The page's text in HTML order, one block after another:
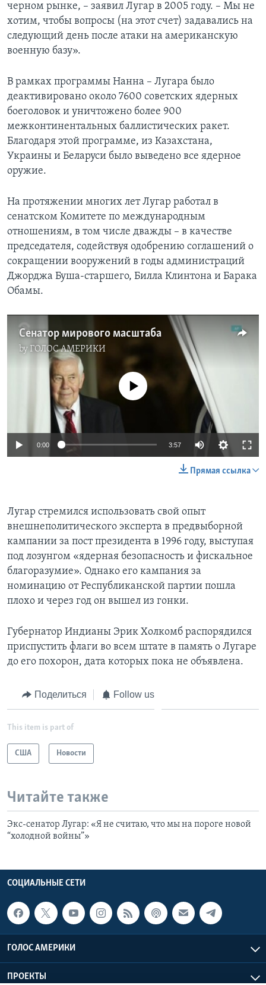
черном рынке, – заявил Лугар в 2005 году. – Мы не
хотим, чтобы вопросы (на этот счет) задавались на
следующий день после атаки на американскую
военную базу».
В рамках программы Нанна – Лугара было
деактивировано около 7600 советских ядерных
боеголовок и уничтожено более 900
межконтинентальных баллистических ракет.
Благодаря этой программе, из Казахстана,
Украины и Беларуси было выведено все ядерное
оружие.
На протяжении многих лет Лугар работал в
сенатском Комитете по международным
отношениям, в том числе дважды – в качестве
председателя, содействуя одобрению соглашений о
сокращении вооружений в годы администраций
Джорджа Буша-старшего, Билла Клинтона и Барака
Обамы.
Сенатор мирового масштаба
byГОЛОС АМЕРИКИ
No media source currently available
0:00 3:57
Прямая ссылка
Лугар стремился использовать свой опыт
внешнеполитического эксперта в предвыборной
кампании за пост президента в 1996 году, выступая
под лозунгом «ядерная безопасность и фискальное
благоразумие». Однако его кампания за
номинацию от Республиканской партии пошла
плохо и через год он вышел из гонки.
Губернатор Индианы Эрик Холкомб распорядился
приспустить флаги во всем штате в память о Лугаре
до его похорон, дата которых пока не объявлена.
Поделиться Follow us
This item is part of
США Новости
Читайте также
Экс-сенатор Лугар: «Я не считаю, что мы на пороге новой
“холодной войны”»
СОЦИАЛЬНЫЕ СЕТИ
ГОЛОС АМЕРИКИ
ПРОЕКТЫ